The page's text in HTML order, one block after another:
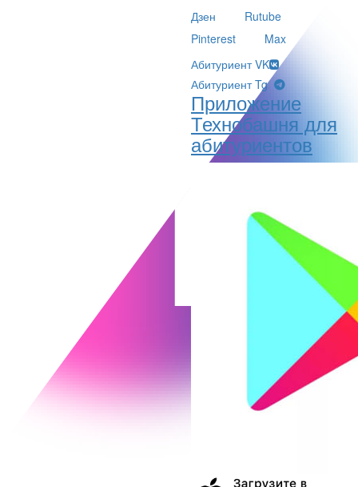
Дзен
Rutube
Pinterest
Max
Абитуриент VK
Абитуриент Tg
Приложение
Технобашня для
абитуриентов